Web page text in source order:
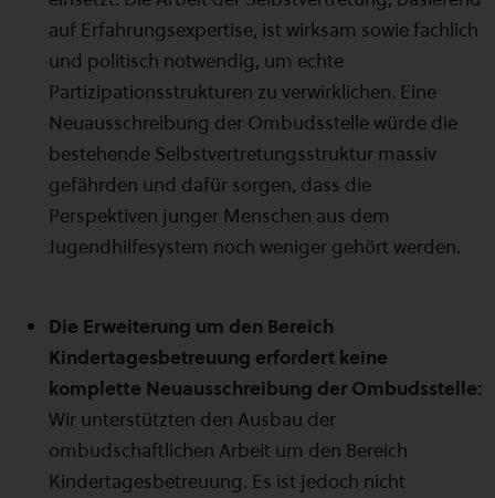
auf Erfahrungsexpertise, ist wirksam sowie fachlich
und politisch notwendig, um echte
Partizipationsstrukturen zu verwirklichen. Eine
Neuausschreibung der Ombudsstelle würde die
bestehende Selbstvertretungsstruktur massiv
gefährden und dafür sorgen, dass die
Perspektiven junger Menschen aus dem
Jugendhilfesystem noch weniger gehört werden.
Die Erweiterung um den Bereich
Kindertagesbetreuung erfordert keine
komplette Neuausschreibung der Ombudsstelle:
Wir unterstützten den Ausbau der
ombudschaftlichen Arbeit um den Bereich
Kindertagesbetreuung. Es ist jedoch nicht